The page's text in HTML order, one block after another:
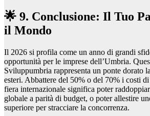
🌟 9. Conclusione: Il Tuo
il Mondo
Il 2026 si profila come un anno di grandi
opportunità per le imprese dell’Umbria.
Sviluppumbria rappresenta un ponte dorato
esteri. Abbattere del 50% o del 70% i costi
fiera internazionale significa poter
globale a parità di budget, o poter allestire
superiore per stracciare la concorrenza.